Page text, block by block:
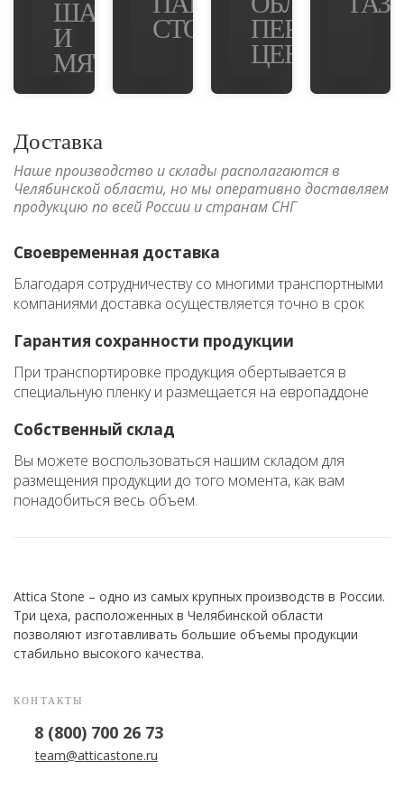
ШАХ
И
МЯТА
СТОЛЫПИНУ
ЦЕНТР
Доставка
Наше производство и склады располагаются в
Челябинской области, но мы оперативно доставляем
продукцию по всей России и странам СНГ
Своевременная доставка
Благодаря сотрудничеству со многими транспортными
компаниями доставка осуществляется точно в срок
Гарантия сохранности продукции
При транспортировке продукция обертывается в
специальную пленку и размещается на европаддоне
Собственный склад
Вы можете воспользоваться нашим складом для
размещения продукции до того момента, как вам
понадобиться весь объем.
Attica Stone – одно из самых крупных производств в России.
Три цеха, расположенных в Челябинской области
позволяют изготавливать большие объемы продукции
стабильно высокого качества.
КОНТАКТЫ
8 (800) 700 26 73
team@atticastone.ru